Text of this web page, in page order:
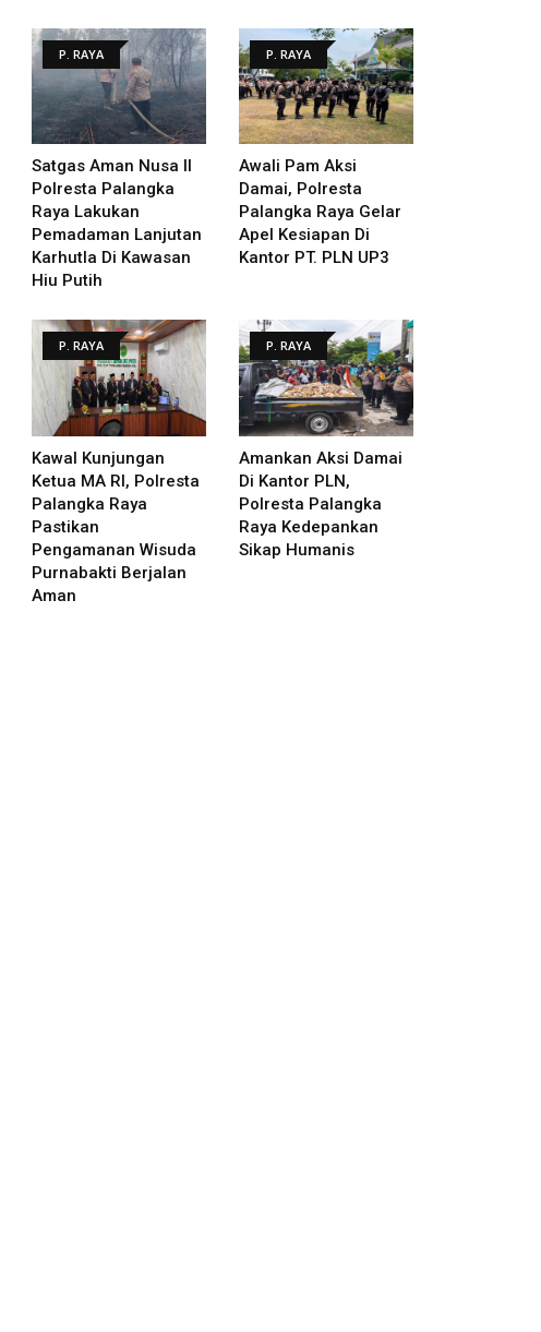
P. RAYA
Satgas Aman Nusa II
Polresta Palangka
Raya Lakukan
Pemadaman Lanjutan
Karhutla Di Kawasan
Hiu Putih
P. RAYA
Awali Pam Aksi
Damai, Polresta
Palangka Raya Gelar
Apel Kesiapan Di
Kantor PT. PLN UP3
P. RAYA
Kawal Kunjungan
Ketua MA RI, Polresta
Palangka Raya
Pastikan
Pengamanan Wisuda
Purnabakti Berjalan
Aman
P. RAYA
Amankan Aksi Damai
Di Kantor PLN,
Polresta Palangka
Raya Kedepankan
Sikap Humanis